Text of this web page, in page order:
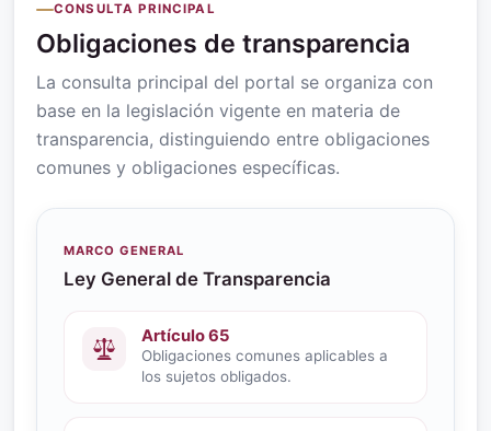
CONSULTA PRINCIPAL
Obligaciones de transparencia
La consulta principal del portal se organiza con
base en la legislación vigente en materia de
transparencia, distinguiendo entre obligaciones
comunes y obligaciones específicas.
MARCO GENERAL
Ley General de Transparencia
Artículo 65
Obligaciones comunes aplicables a
los sujetos obligados.